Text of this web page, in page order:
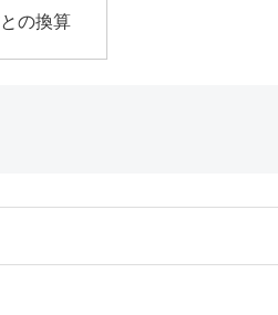
の換算